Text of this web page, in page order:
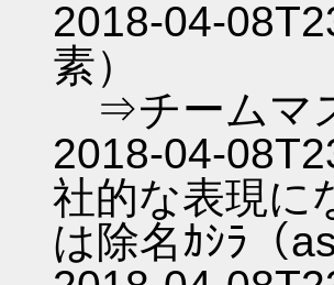
2018-04-
素）
⇒チームマ
2018-04-
社的な表現に
は除名ｶｼﾗ（